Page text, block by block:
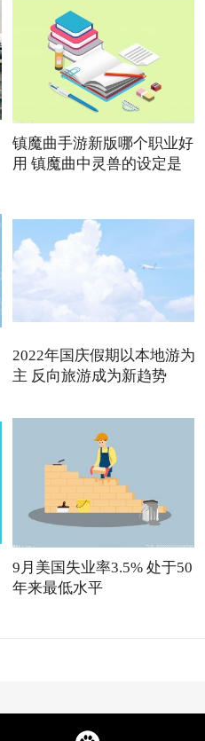
镇魔曲手游新版哪个职业好
用 镇魔曲中灵兽的设定是
2022年国庆假期以本地游为
主 反向旅游成为新趋势
9月美国失业率3.5% 处于50
年来最低水平